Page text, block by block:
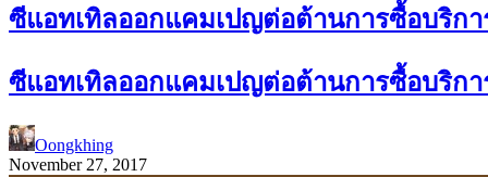
ซีแอทเทิลออกแคมเปญต่อต้านการซื้อบริกา
ซีแอทเทิลออกแคมเปญต่อต้านการซื้อบริกา
Oongkhing
November 27, 2017